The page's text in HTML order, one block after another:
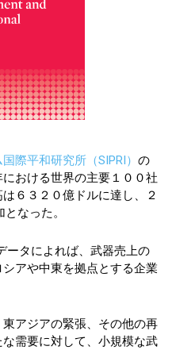
際平和研究所（SIPRI） の
おける世界の主要１００社
６３２０億ドルに達し、２
なった。
ータによれば、武器売上の
アや中東を拠点とする企業
アジアの緊張、その他の再
需要に対して、小規模な武